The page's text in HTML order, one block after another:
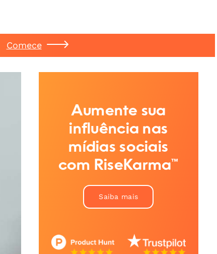
Comece
Aumente sua
influência nas
mídias sociais
com RiseKarma™
Saiba mais